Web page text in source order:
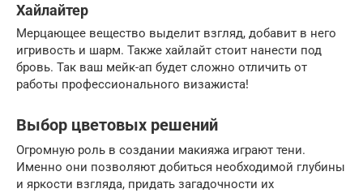
Хайлайтер
Мерцающее вещество выделит взгляд, добавит в него
игривость и шарм. Также хайлайт стоит нанести под
бровь. Так ваш мейк-ап будет сложно отличить от
работы профессионального визажиста!
Выбор цветовых решений
Огромную роль в создании макияжа играют тени.
Именно они позволяют добиться необходимой глубины
и яркости взгляда, придать загадочности их